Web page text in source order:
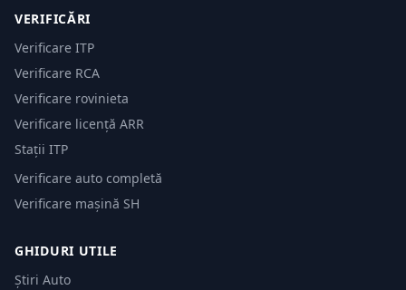
VERIFICĂRI
Verificare ITP
Verificare RCA
Verificare rovinieta
Verificare licență ARR
Stații ITP
Verificare auto completă
Verificare mașină SH
GHIDURI UTILE
Știri Auto